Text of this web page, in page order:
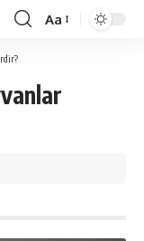
Yazı
Boyutlandırıcı
Aa